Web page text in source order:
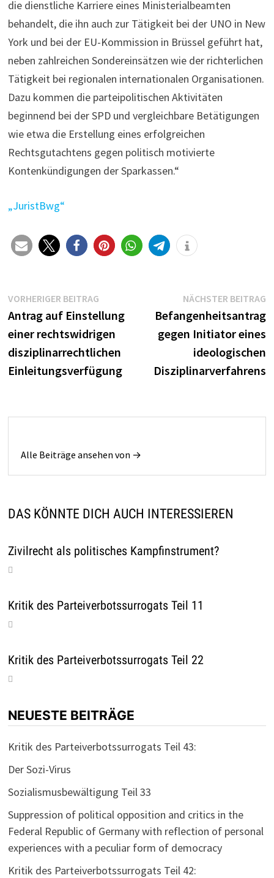
die dienstliche Karriere eines Ministerialbeamten
behandelt, die ihn auch zur Tätigkeit bei der UNO in New
York und bei der EU-Kommission in Brüssel geführt hat,
neben zahlreichen Sondereinsätzen wie der richterlichen
Tätigkeit bei regionalen internationalen Organisationen.
Dazu kommen die parteipolitischen Aktivitäten
beginnend bei der SPD und vergleichbare Betätigungen
wie etwa die Erstellung eines erfolgreichen
Rechtsgutachtens gegen politisch motivierte
Kontenkündigungen der Sparkassen.“
„JuristBwg“
Beitragsnavigation
VORHERIGER BEITRAGVorheriger
Beitrag:
Antrag auf Einstellung
einer rechtswidrigen
disziplinarrechtlichen
Einleitungsverfügung
NÄCHSTER BEITRAG
Befangenheitsantrag
gegen Initiator eines
ideologischen
Disziplinarverfahrens
Alle Beiträge ansehen von →
DAS KÖNNTE DICH AUCH INTERESSIEREN
Zivilrecht als politisches Kampfinstrument?
Kritik des Parteiverbotssurrogats Teil 11
Kritik des Parteiverbotssurrogats Teil 22
NEUESTE BEITRÄGE
Kritik des Parteiverbotssurrogats Teil 43:
Der Sozi-Virus
Sozialismusbewältigung Teil 33
Suppression of political opposition and critics in the
Federal Republic of Germany with reflection of personal
experiences with a peculiar form of democracy
Kritik des Parteiverbotssurrogats Teil 42: